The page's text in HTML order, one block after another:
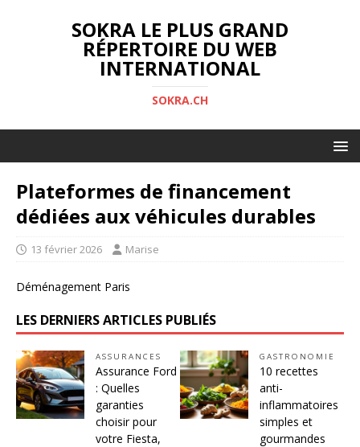
SOKRA LE PLUS GRAND
RÉPERTOIRE DU WEB
INTERNATIONAL
SOKRA.CH
Plateformes de financement
dédiées aux véhicules durables
13 février 2026 Marise
Déménagement Paris
LES DERNIERS ARTICLES PUBLIÉS
ASSURANCES
Assurance Ford
: Quelles
garanties
choisir pour
votre Fiesta,
GASTRONOMIE
10 recettes
anti-
inflammatoires
simples et
gourmandes